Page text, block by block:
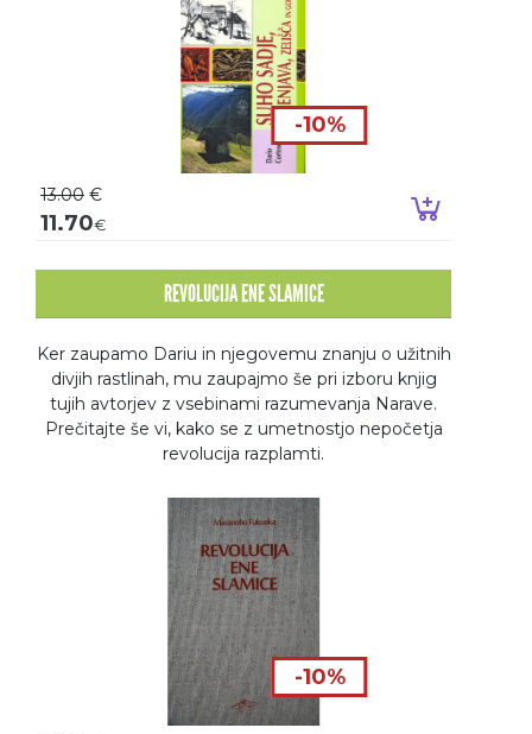
-10%
13.00 €
11.70€
REVOLUCIJA ENE SLAMICE
Ker zaupamo Dariu in njegovemu znanju o užitnih
divjih rastlinah, mu zaupajmo še pri izboru knjig
tujih avtorjev z vsebinami razumevanja Narave.
Prečitajte še vi, kako se z umetnostjo nepočetja
revolucija razplamti.
-10%